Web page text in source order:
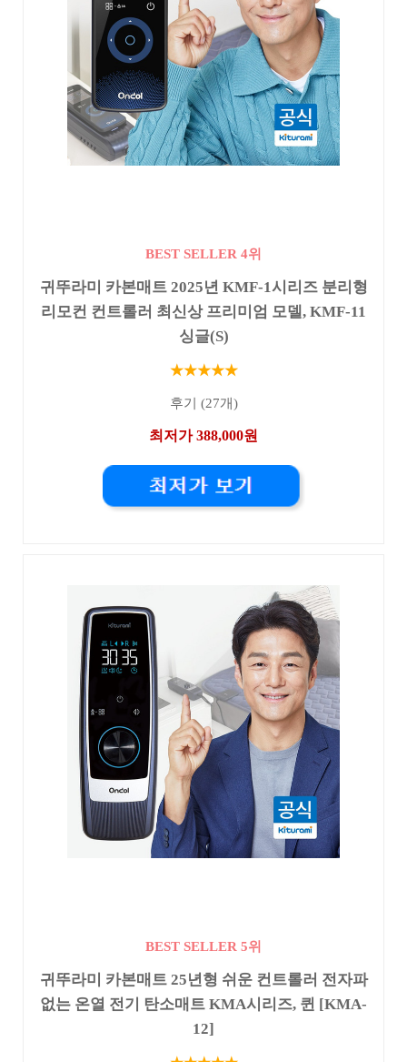
BEST SELLER 4위
귀뚜라미 카본매트 2025년 KMF-1시리즈 분리형
리모컨 컨트롤러 최신상 프리미엄 모델, KMF-11
싱글(S)
★★★★★
후기 (27개)
최저가 388,000원
BEST SELLER 5위
귀뚜라미 카본매트 25년형 쉬운 컨트롤러 전자파
없는 온열 전기 탄소매트 KMA시리즈, 퀸 [KMA-
12]